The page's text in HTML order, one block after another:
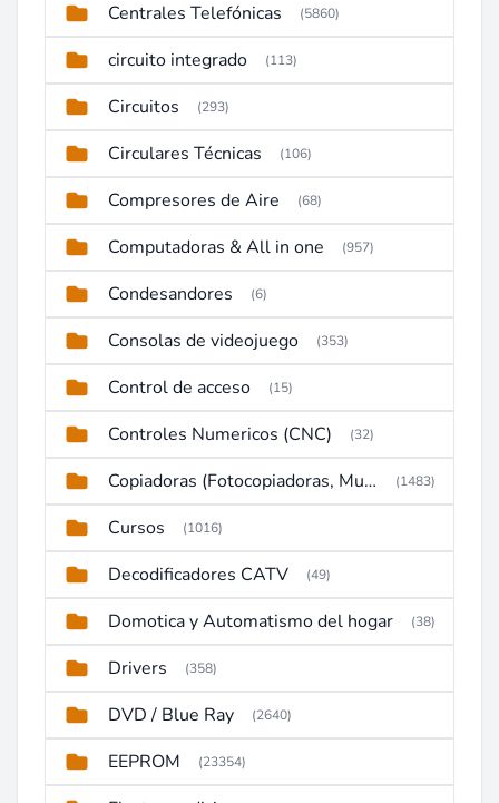
Centrales Telefónicas (5860)
circuito integrado (113)
Circuitos (293)
Circulares Técnicas (106)
Compresores de Aire (68)
Computadoras & All in one (957)
Condesandores (6)
Consolas de videojuego (353)
Control de acceso (15)
Controles Numericos (CNC) (32)
Copiadoras (Fotocopiadoras, Multifunctions, Ploter, etc) (1483)
Cursos (1016)
Decodificadores CATV (49)
Domotica y Automatismo del hogar (38)
Drivers (358)
DVD / Blue Ray (2640)
EEPROM (23354)